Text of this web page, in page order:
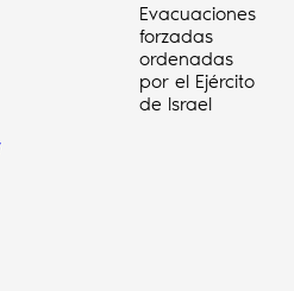
Evacuaciones
forzadas
ordenadas
por el Ejército
de Israel